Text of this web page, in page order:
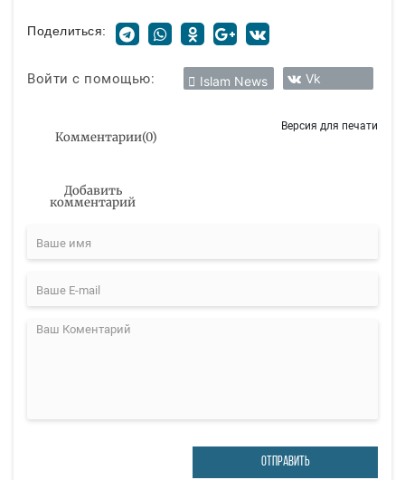
Поделиться:
Войти с помощью: Islam News Vk
Комментарии(0)
Версия для печати
Добавить
комментарий
ОТПРАВИТЬ